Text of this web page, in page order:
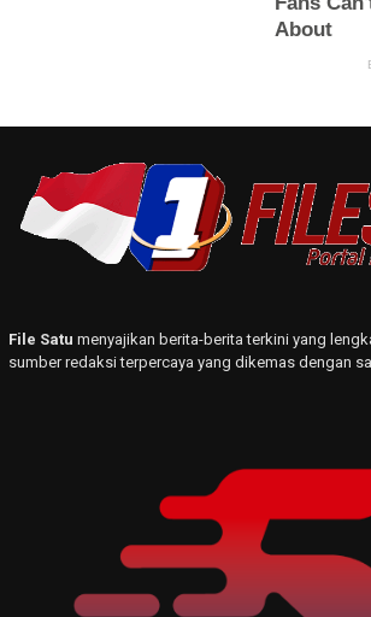
File Satu menyajikan berita-berita terkini yang
sumber redaksi terpercaya yang dikemas dengan